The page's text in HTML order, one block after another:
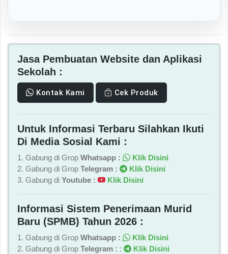
Jasa Pembuatan Website dan Aplikasi
Sekolah :
Kontak Kami Cek Produk
Untuk Informasi Terbaru Silahkan Ikuti
Di Media Sosial Kami :
1. Gabung di Grop Whatsapp :
Klik Disini
2. Gabung di Grop Telegram :
Klik Disini
3. Gabung di Youtube : Klik Disini
Informasi Sistem Penerimaan Murid
Baru (SPMB) Tahun 2026 :
1. Gabung di Grop Whatsapp :
Klik Disini
2. Gabung di Grop Telegram : :
Klik Disini